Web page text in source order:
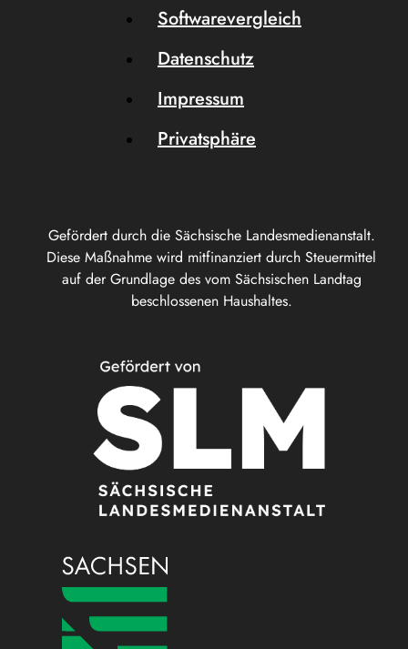
Gefördert durch die Sächsische Landesmedienanstalt.
Diese Maßnahme wird mitfinanziert durch Steuermittel
auf der Grundlage des vom Sächsischen Landtag
beschlossenen Haushaltes.
Softwarevergleich
Datenschutz
Impressum
Privatsphäre